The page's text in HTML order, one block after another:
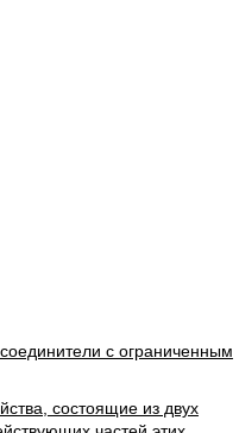
с ограниченным
состоящие из двух